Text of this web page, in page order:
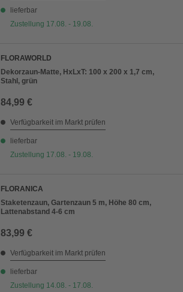
lieferbar
Zustellung 17.08. - 19.08.
FLORAWORLD
Dekorzaun-Matte, HxLxT: 100 x 200 x 1,7 cm,
Stahl, grün
84,99 €
Verfügbarkeit im Markt prüfen
lieferbar
Zustellung 17.08. - 19.08.
FLORANICA
Staketenzaun, Gartenzaun 5 m, Höhe 80 cm,
Lattenabstand 4-6 cm
83,99 €
Verfügbarkeit im Markt prüfen
lieferbar
Zustellung 14.08. - 17.08.